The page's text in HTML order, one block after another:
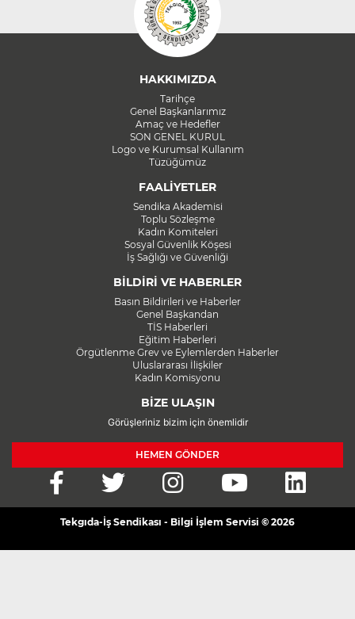
HAKKIMIZDA
Tarihçe
Genel Başkanlarımız
Amaç ve Hedefler
SON GENEL KURUL
Logo ve Kurumsal Kullanım
Tüzüğümüz
FAALİYETLER
Sendika Akademisi
Toplu Sözleşme
Kadın Komiteleri
Sosyal Güvenlik Köşesi
İş Sağlığı ve Güvenliği
BİLDİRİ VE HABERLER
Basın Bildirileri ve Haberler
Genel Başkandan
TİS Haberleri
Eğitim Haberleri
Örgütlenme Grev ve Eylemlerden Haberler
Uluslararası İlişkiler
Kadın Komisyonu
BİZE ULAŞIN
Görüşleriniz bizim için önemlidir
HEMEN GÖNDER
Tekgıda-İş Sendikası - Bilgi İşlem Servisi © 2026